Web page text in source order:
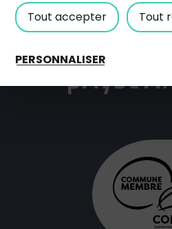
Tout accepter Tout
PERSONNALISER
Mardi au vendredi : 9 h à
Samedi : 9 h 30 à 12 h 30